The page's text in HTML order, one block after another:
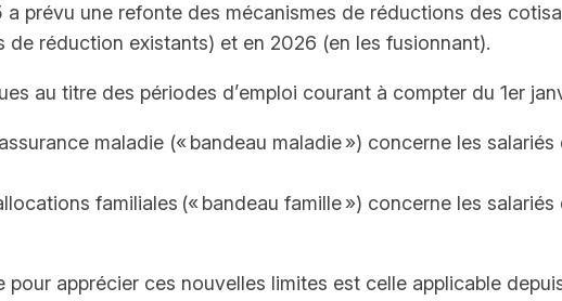
prévu une refonte des mécanismes de réductions des
réduction existants) et en 2026 (en les fusionnant).
au titre des périodes d’emploi courant à compter du 1er
maladie (« bandeau maladie ») concerne les
familiales (« bandeau famille ») concerne les
apprécier ces nouvelles limites est celle applicable